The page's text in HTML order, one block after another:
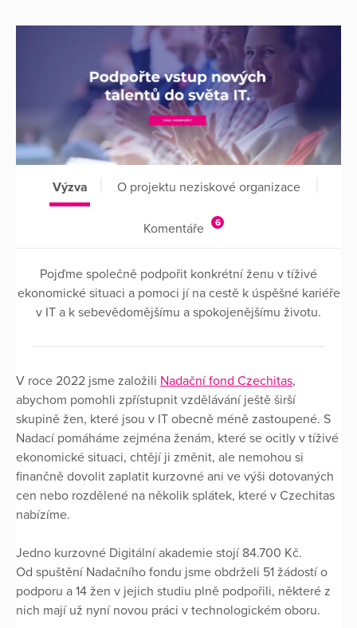
Výzva O projektu neziskové organizace
Komentáře 6
Pojďme společně podpořit konkrétní ženu v tíživé
ekonomické situaci a pomoci jí na cestě k úspěšné kariéře
v IT a k sebevědomějšímu a spokojenějšímu životu.
V roce 2022 jsme založili Nadační fond Czechitas,
abychom pomohli zpřístupnit vzdělávání ještě širší
skupině žen, které jsou v IT obecně méně zastoupené. S
Nadací pomáháme zejména ženám, které se ocitly v tíživé
ekonomické situaci, chtějí ji změnit, ale nemohou si
finančně dovolit zaplatit kurzovné ani ve výši dotovaných
cen nebo rozdělené na několik splátek, které v Czechitas
nabízíme.
Jedno kurzovné Digitální akademie stojí 84.700 Kč.
Od spuštění Nadačního fondu jsme obdrželi 51 žádostí o
podporu a 14 žen v jejich studiu plně podpořili, některé z
nich mají už nyní novou práci v technologickém oboru.